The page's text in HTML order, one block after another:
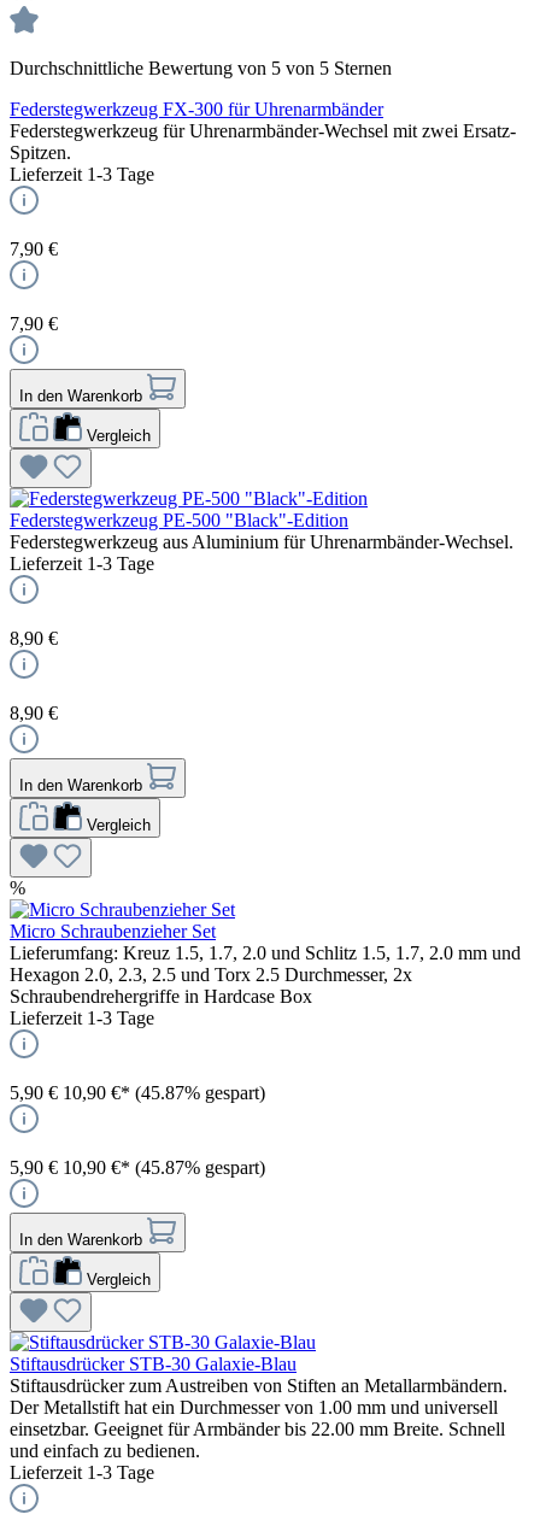
Durchschnittliche Bewertung von 5 von 5 Sternen
Federstegwerkzeug FX-300 für Uhrenarmbänder
Federstegwerkzeug für Uhrenarmbänder-Wechsel mit zwei Ersatz-
Spitzen.
Lieferzeit 1-3 Tage
7,90 €
7,90 €
In den Warenkorb
Vergleich
Federstegwerkzeug PE-500 "Black"-Edition
Federstegwerkzeug aus Aluminium für Uhrenarmbänder-Wechsel.
Lieferzeit 1-3 Tage
8,90 €
8,90 €
In den Warenkorb
Vergleich
%
Micro Schraubenzieher Set
Lieferumfang: Kreuz 1.5, 1.7, 2.0 und Schlitz 1.5, 1.7, 2.0 mm und
Hexagon 2.0, 2.3, 2.5 und Torx 2.5 Durchmesser, 2x
Schraubendrehergriffe in Hardcase Box
Lieferzeit 1-3 Tage
5,90 € 10,90 €* (45.87% gespart)
5,90 € 10,90 €* (45.87% gespart)
In den Warenkorb
Vergleich
Stiftausdrücker STB-30 Galaxie-Blau
Stiftausdrücker zum Austreiben von Stiften an Metallarmbändern.
Der Metallstift hat ein Durchmesser von 1.00 mm und universell
einsetzbar. Geeignet für Armbänder bis 22.00 mm Breite. Schnell
und einfach zu bedienen.
Lieferzeit 1-3 Tage